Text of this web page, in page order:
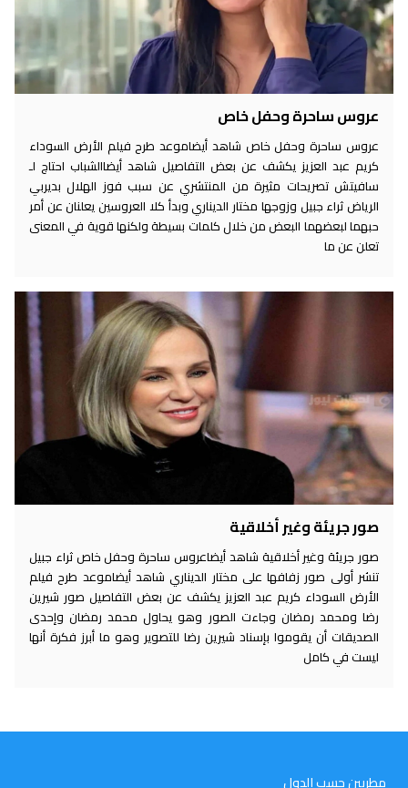
عروس ساحرة وحفل خاص
عروس ساحرة وحفل خاص شاهد أيضاموعد طرح فيلم الأرض السوداء
كريم عبد العزيز يكشف عن بعض التفاصيل شاهد أيضاالشباب احتاج لـ
سافيتش تصريحات مثيرة من المنتشري عن سبب فوز الهلال بديربي
الرياض ثراء جبيل وزوجها مختار الديناري وبدأ كلا العروسين يعلنان عن أمر
حبهما لبعضهما البعض من خلال كلمات بسيطة ولكنها قوية في المعنى
تعلن عن ما
صور جريئة وغير أخلاقية
صور جريئة وغير أخلاقية شاهد أيضاعروس ساحرة وحفل خاص ثراء جبيل
تنشر أولى صور زفافها على مختار الديناري شاهد أيضاموعد طرح فيلم
الأرض السوداء كريم عبد العزيز يكشف عن بعض التفاصيل صور شيرين
رضا ومحمد رمضان وجاءت الصور وهو يحاول محمد رمضان وإحدى
الصديقات أن يقوموا بإسناد شيرين رضا للتصوير وهو ما أبرز فكرة أنها
ليست في كامل
مطربين حسب الدول